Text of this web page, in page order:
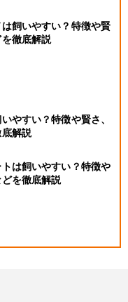
飼いやすい？特徴や賢
徹底解説
やすい？特徴や賢さ、
解説
は飼いやすい？特徴や
を徹底解説